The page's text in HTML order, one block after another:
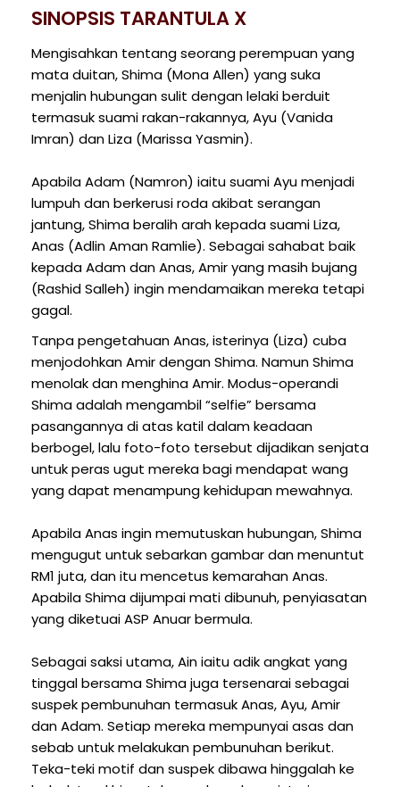
SINOPSIS TARANTULA X
Mengisahkan tentang seorang perempuan yang
mata duitan, Shima (Mona Allen) yang suka
menjalin hubungan sulit dengan lelaki berduit
termasuk suami rakan-rakannya, Ayu (Vanida
Imran) dan Liza (Marissa Yasmin).
Apabila Adam (Namron) iaitu suami Ayu menjadi
lumpuh dan berkerusi roda akibat serangan
jantung, Shima beralih arah kepada suami Liza,
Anas (Adlin Aman Ramlie). Sebagai sahabat baik
kepada Adam dan Anas, Amir yang masih bujang
(Rashid Salleh) ingin mendamaikan mereka tetapi
gagal.
Tanpa pengetahuan Anas, isterinya (Liza) cuba
menjodohkan Amir dengan Shima. Namun Shima
menolak dan menghina Amir. Modus-operandi
Shima adalah mengambil “selfie” bersama
pasangannya di atas katil dalam keadaan
berbogel, lalu foto-foto tersebut dijadikan senjata
untuk peras ugut mereka bagi mendapat wang
yang dapat menampung kehidupan mewahnya.
Apabila Anas ingin memutuskan hubungan, Shima
mengugut untuk sebarkan gambar dan menuntut
RM1 juta, dan itu mencetus kemarahan Anas.
Apabila Shima dijumpai mati dibunuh, penyiasatan
yang diketuai ASP Anuar bermula.
Sebagai saksi utama, Ain iaitu adik angkat yang
tinggal bersama Shima juga tersenarai sebagai
suspek pembunuhan termasuk Anas, Ayu, Amir
dan Adam. Setiap mereka mempunyai asas dan
sebab untuk melakukan pembunuhan berikut.
Teka-teki motif dan suspek dibawa hinggalah ke